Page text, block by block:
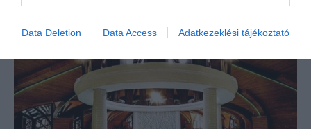
Data Deletion Data Access Adatkezeklési tájékoztató